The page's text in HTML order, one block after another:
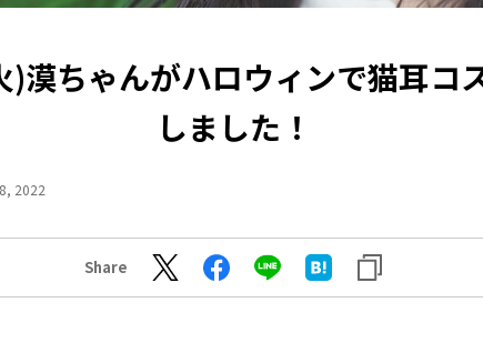
漠ちゃんがハロウィンで猫耳コ
しました！
2022
Share